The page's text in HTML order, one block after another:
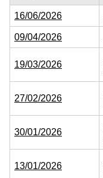
16/06/2026
09/04/2026
19/03/2026
27/02/2026
30/01/2026
13/01/2026